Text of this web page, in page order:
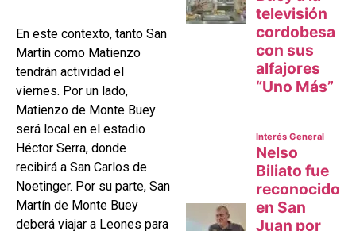
En este contexto, tanto San
Martín como Matienzo
tendrán actividad el
viernes. Por un lado,
Matienzo de Monte Buey
será local en el estadio
Héctor Serra, donde
recibirá a San Carlos de
Noetinger. Por su parte, San
Martín de Monte Buey
deberá viajar a Leones para